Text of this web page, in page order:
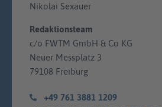
Nikolai Sexauer
Redaktionsteam
c/o FWTM GmbH & Co KG
Neuer Messplatz 3
79108 Freiburg
+49 761 3881 1209